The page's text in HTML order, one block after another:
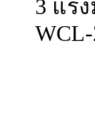
3 แร
WCL-